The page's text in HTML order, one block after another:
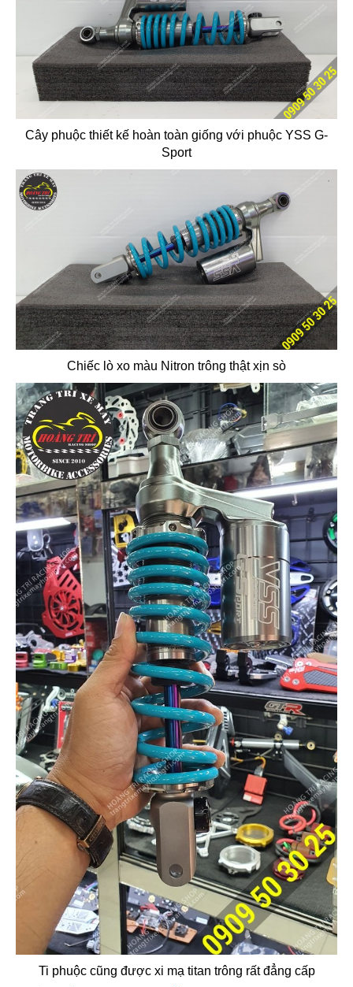
Cây phuộc thiết kế hoàn toàn giống với phuộc YSS G-
Sport
Chiếc lò xo màu Nitron trông thật xịn sò
Ti phuộc cũng được xi mạ titan trông rất đẳng cấp